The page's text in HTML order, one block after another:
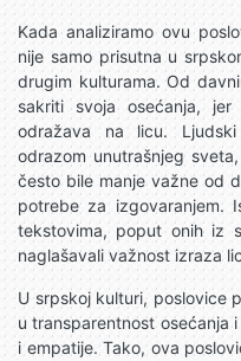
Kada analiziramo ovu
nije samo prisutna u
drugim kulturama. Od
sakriti svoja osećanja,
odražava na licu.
odrazom unutrašnjeg
često bile manje važne od
potrebe za izgovaranjem.
tekstovima, poput onih iz
naglašavali važnost izraza
U srpskoj kulturi, poslovice
u transparentnost osećanja
i empatije. Tako, ova